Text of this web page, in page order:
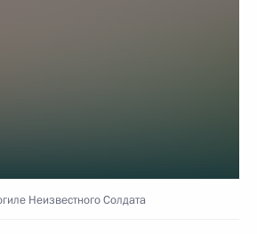
Неизвестного Солдата